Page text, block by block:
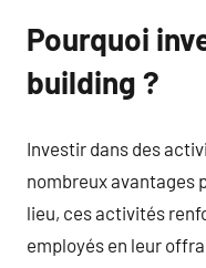
Pourquoi
building ?
Investir dans des
nombreux avantages
lieu, ces activités
employés en leur